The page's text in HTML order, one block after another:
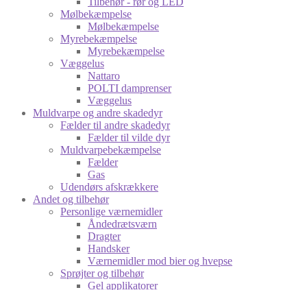
Mølbekæmpelse
Mølbekæmpelse
Myrebekæmpelse
Myrebekæmpelse
Væggelus
Nattaro
POLTI damprenser
Væggelus
Muldvarpe og andre skadedyr
Fælder til andre skadedyr
Fælder til vilde dyr
Muldvarpebekæmpelse
Fælder
Gas
Udendørs afskrækkere
Andet og tilbehør
Personlige værnemidler
Åndedrætsværn
Dragter
Handsker
Værnemidler mod bier og hvepse
Sprøjter og tilbehør
Gel applikatorer